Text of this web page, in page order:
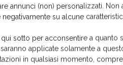
annunci (non) personalizzati.
negativamente su alcune
sotto per acconsentire a quanto
applicate solamente a
in qualsiasi momento,